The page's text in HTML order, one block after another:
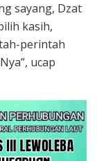
sayang, Dzat
kasih,
perintah
ucap